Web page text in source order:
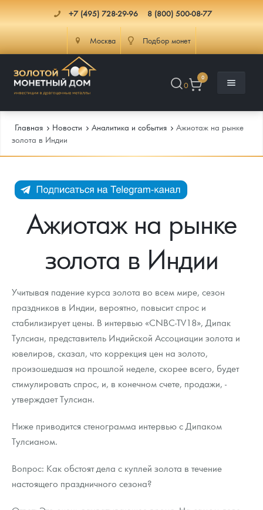
+7 (495) 728-29-96 8 (800) 500-08-77
Москва Подбор монет
0
0
Каталог Монет
Инвестиционные монеты
Монеты Царской России
Монеты стран мира после 1950г
Георгий Победоносец
Золотой червонец Сеятель
Золотые слитки
Аксессуары
Гарри Поттер
Год Лошади
Жетоны "Необыкновенные обитатели глубин"
Ювелирные изделия
Инфо
Как сделать заказ
Гарантии
Выкуп монет
Выкуп серебряных монет
Вопрос - ответ
Памятка для работы с монетами из драгметаллов
Условия возврата
Монеты
Положение по обработке и защите персональных данных
Доставка
Информация
Распродажа монет и жетонов
Аналитика и события
Итоги 2025 года. Прогноз курсов золота, серебра, платины на
2026 год
Cтатьи
Георгий Победоносец - динамика цен
Котировки
Курс золота и серебра
Лом выкуп
Скупка слитков
Контакты
О нас
Наши преимущества
Письмо директору
Пресс-служба
Главная Новости Аналитика и события
Ажиотаж на рынке
золота в Индии
Ажиотаж на рынке
золота в Индии
Учитывая падение курса золота во всем мире, сезон
праздников в Индии, вероятно, повысит спрос и
стабилизирует цены. В интервью «CNBC-TV18», Дипак
Тулсиан, представитель Индийской Ассоциации золота и
ювелиров, сказал, что коррекция цен на золото,
произошедшая на прошлой неделе, скорее всего, будет
стимулировать спрос, и, в конечном счете, продажи, -
утверждает Тулсиан.
Ниже приводится стенограмма интервью с Дипаком
Тулсианом.
Вопрос: Как обстоят дела с куплей золота в течение
настоящего праздничного сезона?